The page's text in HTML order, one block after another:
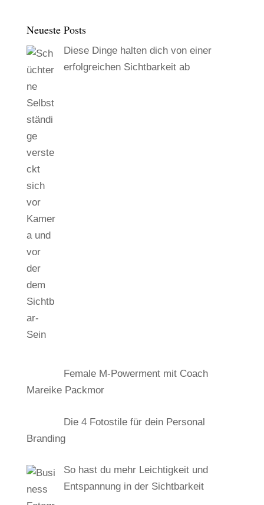
Neueste Posts
Diese Dinge halten dich von einer
erfolgreichen Sichtbarkeit ab
Female M-Powerment mit Coach
Mareike Packmor
Die 4 Fotostile für dein Personal
Branding
So hast du mehr Leichtigkeit und
Entspannung in der Sichtbarkeit